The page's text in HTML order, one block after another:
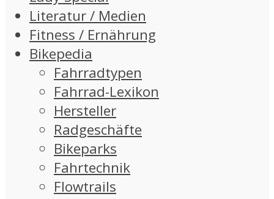
Literatur / Medien
Fitness / Ernährung
Bikepedia
Fahrradtypen
Fahrrad-Lexikon
Hersteller
Radgeschäfte
Bikeparks
Fahrtechnik
Flowtrails